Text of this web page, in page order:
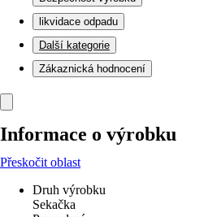
likvidace odpadu
Další kategorie
Zákaznická hodnocení
Informace o výrobku
Přeskočit oblast
Druh výrobku
Sekačka